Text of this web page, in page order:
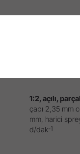
Kavrama
1:2, açılı,
çapı 2,35 mm
mm, harici
d/dak-1